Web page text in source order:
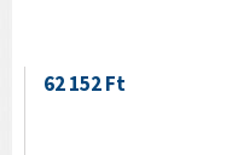
62 152 Ft